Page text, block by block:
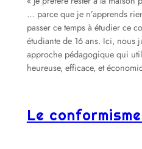
… parce que je n’apprends
passer ce temps à étudier ce
étudiante de 16 ans. Ici, nous
approche pédagogique qui
heureuse, efficace, et
Le